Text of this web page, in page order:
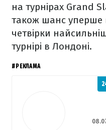
на турнірах Grand
також шанс уперше
четвірки
турнірі в Лондоні.
#РЕКЛАМА